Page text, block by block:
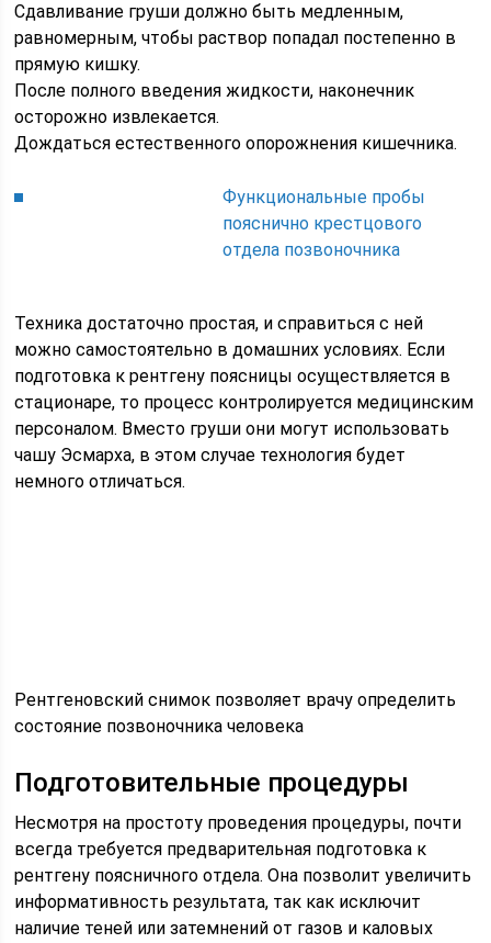
Сдавливание груши должно быть медленным,
равномерным, чтобы раствор попадал постепенно в
прямую кишку.
После полного введения жидкости, наконечник
осторожно извлекается.
Дождаться естественного опорожнения кишечника.
Функциональные пробы
пояснично крестцового
отдела позвоночника
Техника достаточно простая, и справиться с ней
можно самостоятельно в домашних условиях. Если
подготовка к рентгену поясницы осуществляется в
стационаре, то процесс контролируется медицинским
персоналом. Вместо груши они могут использовать
чашу Эсмарха, в этом случае технология будет
немного отличаться.
Рентгеновский снимок позволяет врачу определить
состояние позвоночника человека
Подготовительные процедуры
Несмотря на простоту проведения процедуры, почти
всегда требуется предварительная подготовка к
рентгену поясничного отдела. Она позволит увеличить
информативность результата, так как исключит
наличие теней или затемнений от газов и каловых